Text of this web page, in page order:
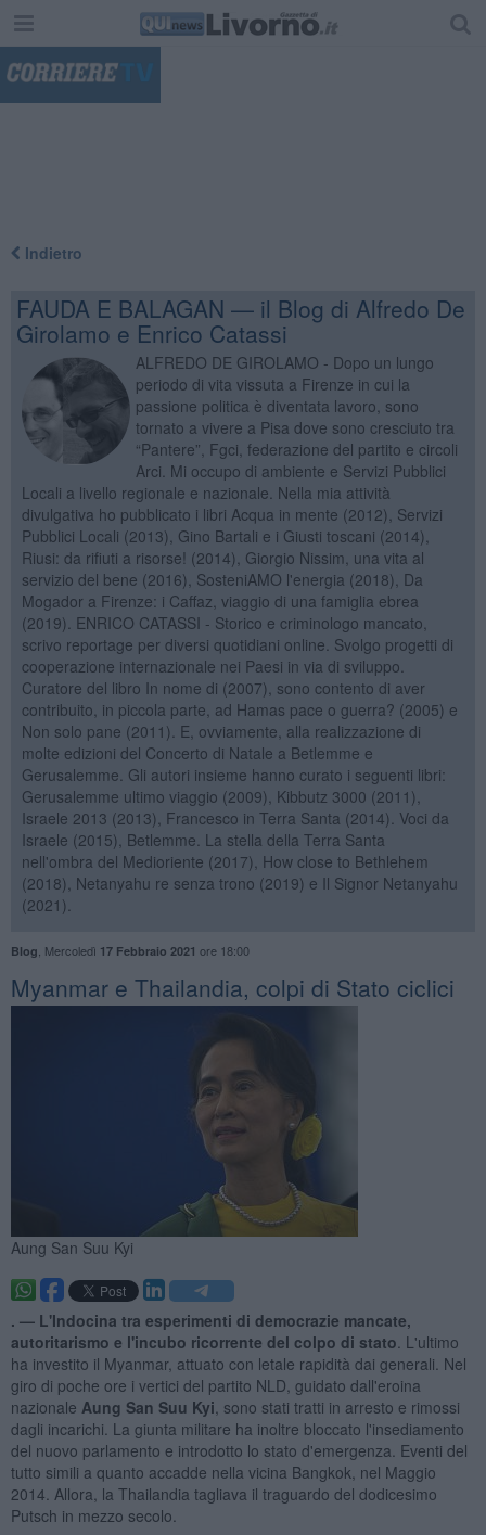
Indietro
FAUDA E BALAGAN — il Blog di Alfredo De
Girolamo e Enrico Catassi
ALFREDO DE GIROLAMO - Dopo un lungo
periodo di vita vissuta a Firenze in cui la
passione politica è diventata lavoro, sono
tornato a vivere a Pisa dove sono cresciuto tra
“Pantere”, Fgci, federazione del partito e circoli
Arci. Mi occupo di ambiente e Servizi Pubblici
Locali a livello regionale e nazionale. Nella mia attività
divulgativa ho pubblicato i libri Acqua in mente (2012), Servizi
Pubblici Locali (2013), Gino Bartali e i Giusti toscani (2014),
Riusi: da rifiuti a risorse! (2014), Giorgio Nissim, una vita al
servizio del bene (2016), SosteniAMO l'energia (2018), Da
Mogador a Firenze: i Caffaz, viaggio di una famiglia ebrea
(2019). ENRICO CATASSI - Storico e criminologo mancato,
scrivo reportage per diversi quotidiani online. Svolgo progetti di
cooperazione internazionale nei Paesi in via di sviluppo.
Curatore del libro In nome di (2007), sono contento di aver
contribuito, in piccola parte, ad Hamas pace o guerra? (2005) e
Non solo pane (2011). E, ovviamente, alla realizzazione di
molte edizioni del Concerto di Natale a Betlemme e
Gerusalemme. Gli autori insieme hanno curato i seguenti libri:
Gerusalemme ultimo viaggio (2009), Kibbutz 3000 (2011),
Israele 2013 (2013), Francesco in Terra Santa (2014). Voci da
Israele (2015), Betlemme. La stella della Terra Santa
nell'ombra del Medioriente (2017), How close to Bethlehem
(2018), Netanyahu re senza trono (2019) e Il Signor Netanyahu
(2021).
Blog Mercoledì 17 Febbraio 2021 ore 18:00
Myanmar e Thailandia, colpi di Stato ciclici
Aung San Suu Kyi
. — L'Indocina tra esperimenti di democrazie mancate,
autoritarismo e l'incubo ricorrente del colpo di stato . L'ultimo
ha investito il Myanmar, attuato con letale rapidità dai generali. Nel
giro di poche ore i vertici del partito NLD, guidato dall'eroina
nazionale Aung San Suu Kyi , sono stati tratti in arresto e rimossi
dagli incarichi. La giunta militare ha inoltre bloccato l'insediamento
del nuovo parlamento e introdotto lo stato d'emergenza. Eventi del
tutto simili a quanto accadde nella vicina Bangkok, nel Maggio
2014. Allora, la Thailandia tagliava il traguardo del dodicesimo
Putsch in mezzo secolo.